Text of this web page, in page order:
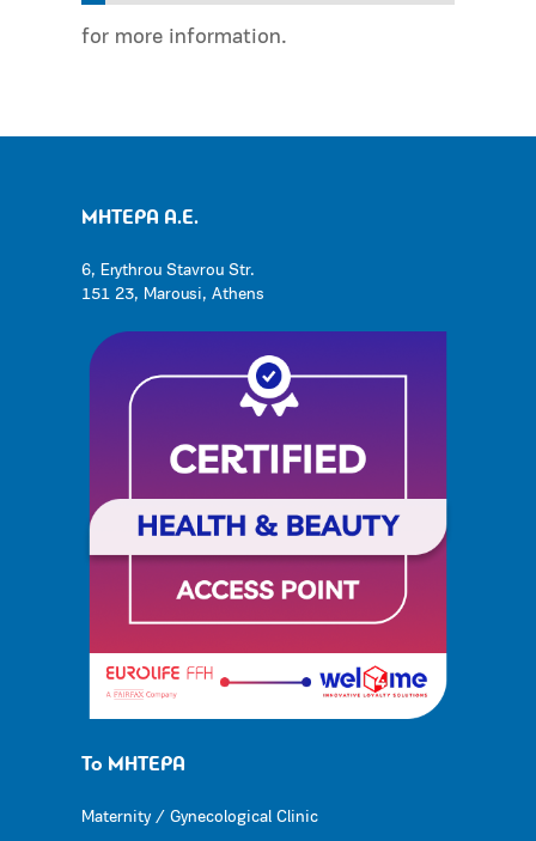
for more information.
ΜΗΤΕΡΑ Α.Ε.
6, Erythrou Stavrou Str.
151 23, Marousi, Athens
Το ΜΗΤΕΡΑ
Maternity / Gynecological Clinic